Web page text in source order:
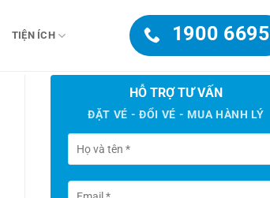
TIỆN ÍCH 1900 6695
HỖ TRỢ TƯ VẤN
ĐẶT VÉ - ĐỔI VÉ - MUA HÀNH LÝ